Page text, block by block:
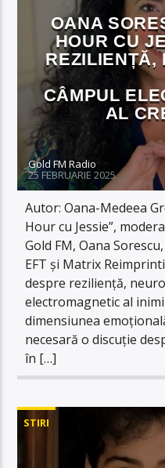
OANA
HOUR CU
REZILIENȚĂ,
CÂMPUL
AL
Gold FM Radio
25 FEBRUARIE 2025
Autor: Oana-Medeea
Hour cu Jessie”,
Gold FM, Oana
EFT și Matrix
despre reziliență,
electromagnetic al
dimensiunea
necesară o discuție
în […]
STIRI